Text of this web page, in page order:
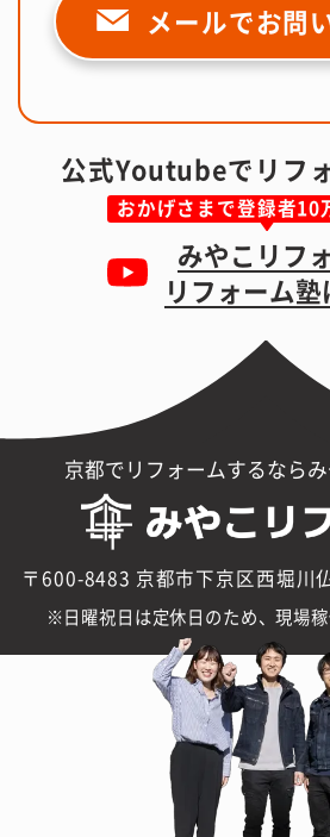
メールでお問
公式Youtubeでリフ
おかげさまで登録者10
みやこリフ
リフォーム
京都でリフォームするなら
〒600-8483 京都市下京区西堀川
日曜祝日は定休日のため、現場